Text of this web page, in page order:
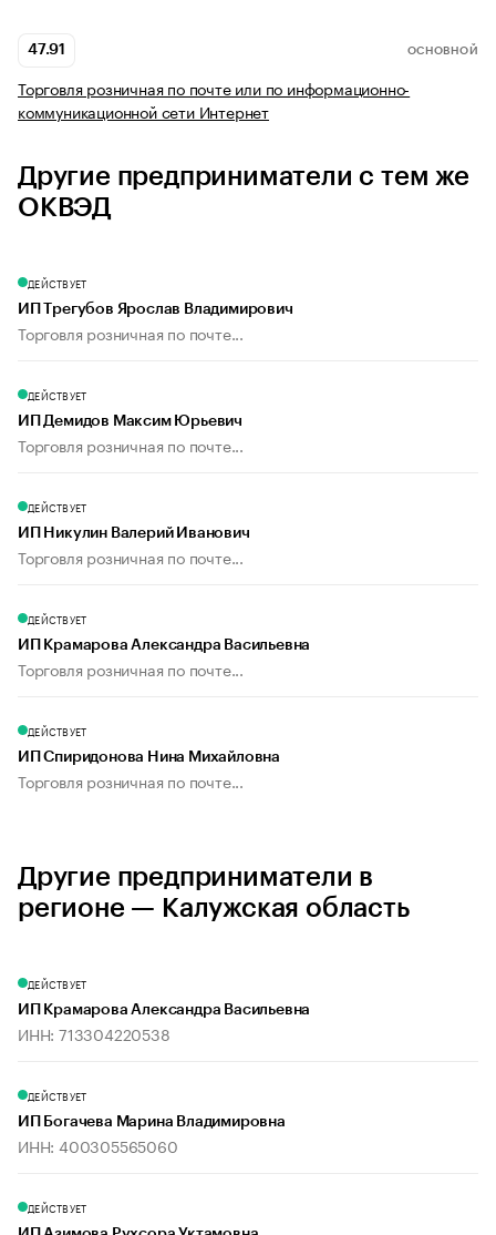
47.91 ОСНОВНОЙ
Торговля розничная по почте или по информационно-
коммуникационной сети Интернет
Другие предприниматели с тем же
ОКВЭД
ДЕЙСТВУЕТ
ИП Трегубов Ярослав Владимирович
Торговля розничная по почте...
ДЕЙСТВУЕТ
ИП Демидов Максим Юрьевич
Торговля розничная по почте...
ДЕЙСТВУЕТ
ИП Никулин Валерий Иванович
Торговля розничная по почте...
ДЕЙСТВУЕТ
ИП Крамарова Александра Васильевна
Торговля розничная по почте...
ДЕЙСТВУЕТ
ИП Спиридонова Нина Михайловна
Торговля розничная по почте...
Другие предприниматели в
регионе — Калужская область
ДЕЙСТВУЕТ
ИП Крамарова Александра Васильевна
ИНН: 713304220538
ДЕЙСТВУЕТ
ИП Богачева Марина Владимировна
ИНН: 400305565060
ДЕЙСТВУЕТ